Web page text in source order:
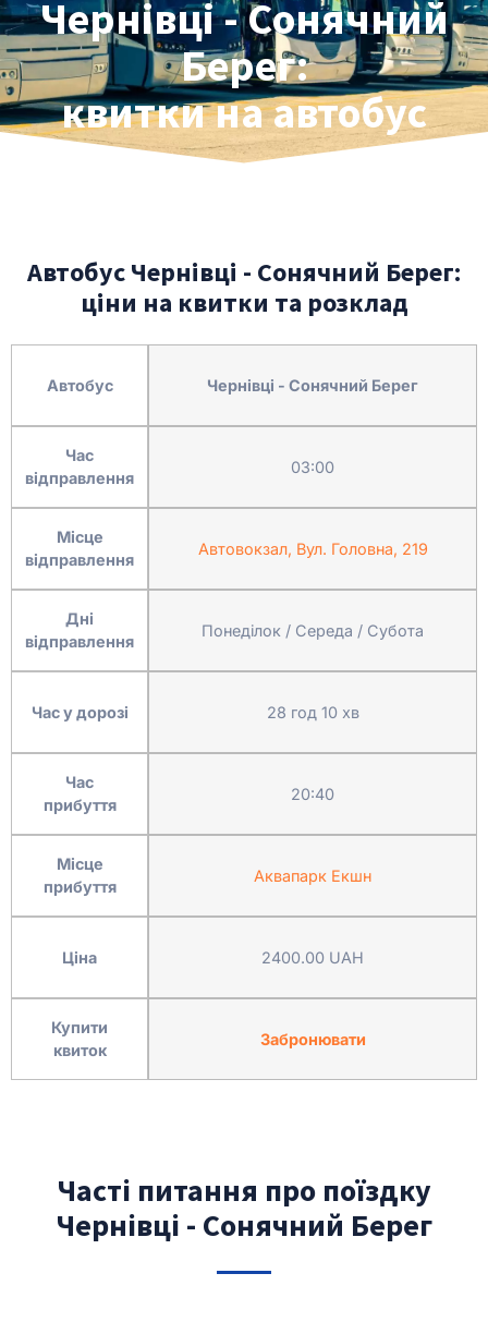
Чернівці - Сонячний
Берег:
квитки на автобус
Автобус Чернівці - Сонячний Берег:
ціни на квитки та розклад
Автобус
Час
відправлення
Місце
відправлення
Дні
відправлення
Час у дорозі
Час
прибуття
Місце
прибуття
Ціна
Купити
квиток
Чернівці - Сонячний Берег
03:00
Автовокзал, Вул. Головна, 219
Понеділок / Середа / Субота
28 год 10 хв
20:40
Аквапарк Екшн
2400.00 UAH
Забронювати
Часті питання про поїздку
Чернівці - Сонячний Берег